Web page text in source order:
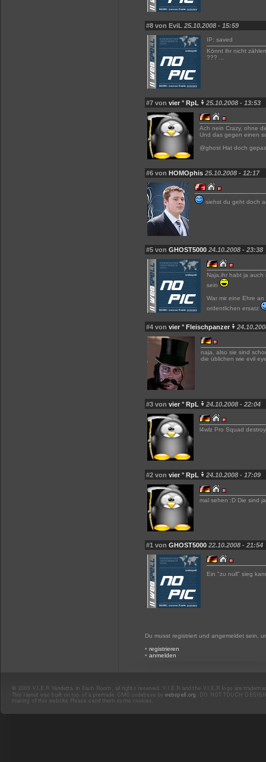
#8 von EviL 25.10.2008 - 15:59
IP: saved
Könnt ihr nicht
??? ...
#7 von vier ° RpL 25.10.2008 - 13:53
Ach nein Crazy, ohne
Und das gegen einen
@ghost Hat doch
#6 von HOMOphis 25.10.2008 - 12:17
siehst du geht doch
#5 von GHOST5000 24.10.2008 - 23:38
Naja,ihr habt ja
sein
War mir eine Ehre
ordentlichen ersatz
#4 von vier ° Fleischpanzer
naja, also sie sind
die üblichen wie evil
#3 von vier ° RpL 24.10.2008 - 22:04
l4wlz Pro Squad
#2 von vier ° RpL 24.10.2008 - 17:09
mal sehen :D Die sind
#1 von GHOST5000 22.10.2008 - 21:54
Ein "zu null" sieg
Du musst registriert und angemeldet sein,
• registrieren
• anmelden